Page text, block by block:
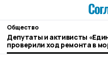
Общество
Депутаты и активисты
проверили ход ремонта в
школе